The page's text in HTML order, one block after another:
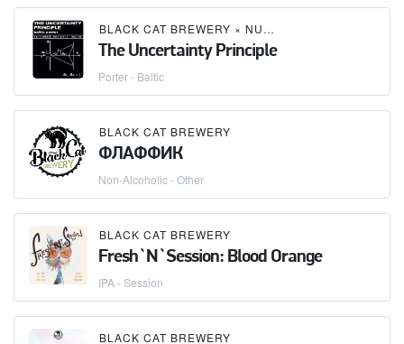
BLACK CAT BREWERY × NUCLEAR BREWERY
The Uncertainty Principle
Porter - Baltic
BLACK CAT BREWERY
ФЛАФФИК
Non-Alcoholic - Other
BLACK CAT BREWERY
Fresh`N`Session: Blood Orange
IPA - Session
BLACK CAT BREWERY